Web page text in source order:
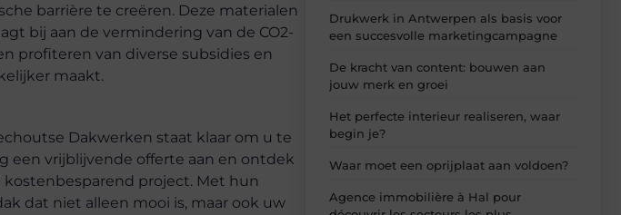
barrière te creëren. Deze materialen
bij aan de vermindering van de CO2-
profiteren van diverse subsidies en
maakt.
Dakwerken staat klaar om u te
een vrijblijvende offerte aan en ontdek
project. Met hun
dat niet alleen mooi is, maar ook uw
Drukwerk in Antwerpen als basis voor
een succesvolle marketingcampagne
De kracht van content: bouwen aan
jouw merk en groei
Het perfecte interieur realiseren, waar
begin je?
Waar moet een oprijplaat aan voldoen?
Agence immobilière à Hal pour